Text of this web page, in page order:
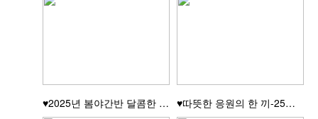
♥2025년 봄야간반 달콤한 간식 드시고 힘내.. ♥따뜻한 응원의 한 끼-25년 가을주간반 실습 ..